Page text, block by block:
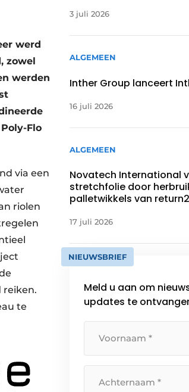
werd
zowel
werden
Flo
via een
riolen
reiken.
te
3 juli 2026
ALGEMEEN
Inther Group lanceert
16 juli 2026
ALGEMEEN
Novatech International
stretchfolie door
palletwikkels van
17 juli 2026
NIEUWSBRIEF
Meld u aan om
updates te